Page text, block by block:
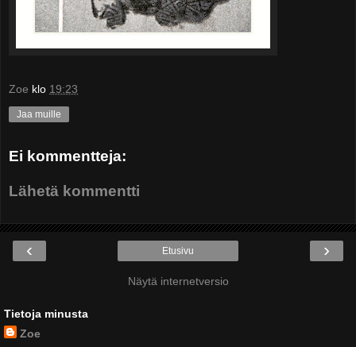
Zoe klo 19:23
Jaa muille
Ei kommentteja:
Lähetä kommentti
‹ ›
Etusivu
Näytä internetversio
Tietoja minusta
Zoe